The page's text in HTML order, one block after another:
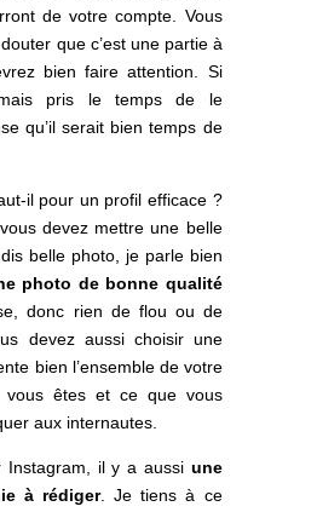
de votre compte. Vous
que c’est une partie à
bien faire attention. Si
pris le temps de le
qu’il serait bien temps de
un profil efficace ?
devez mettre une belle
belle photo, je parle bien
photo de bonne qualité
donc rien de flou ou de
devez aussi choisir une
bien l’ensemble de votre
vous êtes et ce que vous
aux internautes.
il y a aussi une
à rédiger. Je tiens à ce